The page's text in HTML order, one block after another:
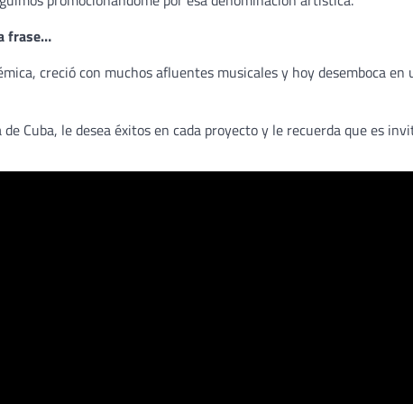
frase…
creció con muchos afluentes musicales y hoy desemboca en
Cuba, le desea éxitos en cada proyecto y le recuerda que es